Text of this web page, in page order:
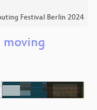
Festival Berlin 2024